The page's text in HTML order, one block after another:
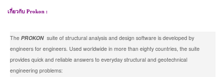
เกี่ยวกับ Prokon :
The PROKON suite of structural analysis and design software is developed by
engineers for engineers. Used worldwide in more than eighty countries, the suite
provides quick and reliable answers to everyday structural and geotechnical
engineering problems: